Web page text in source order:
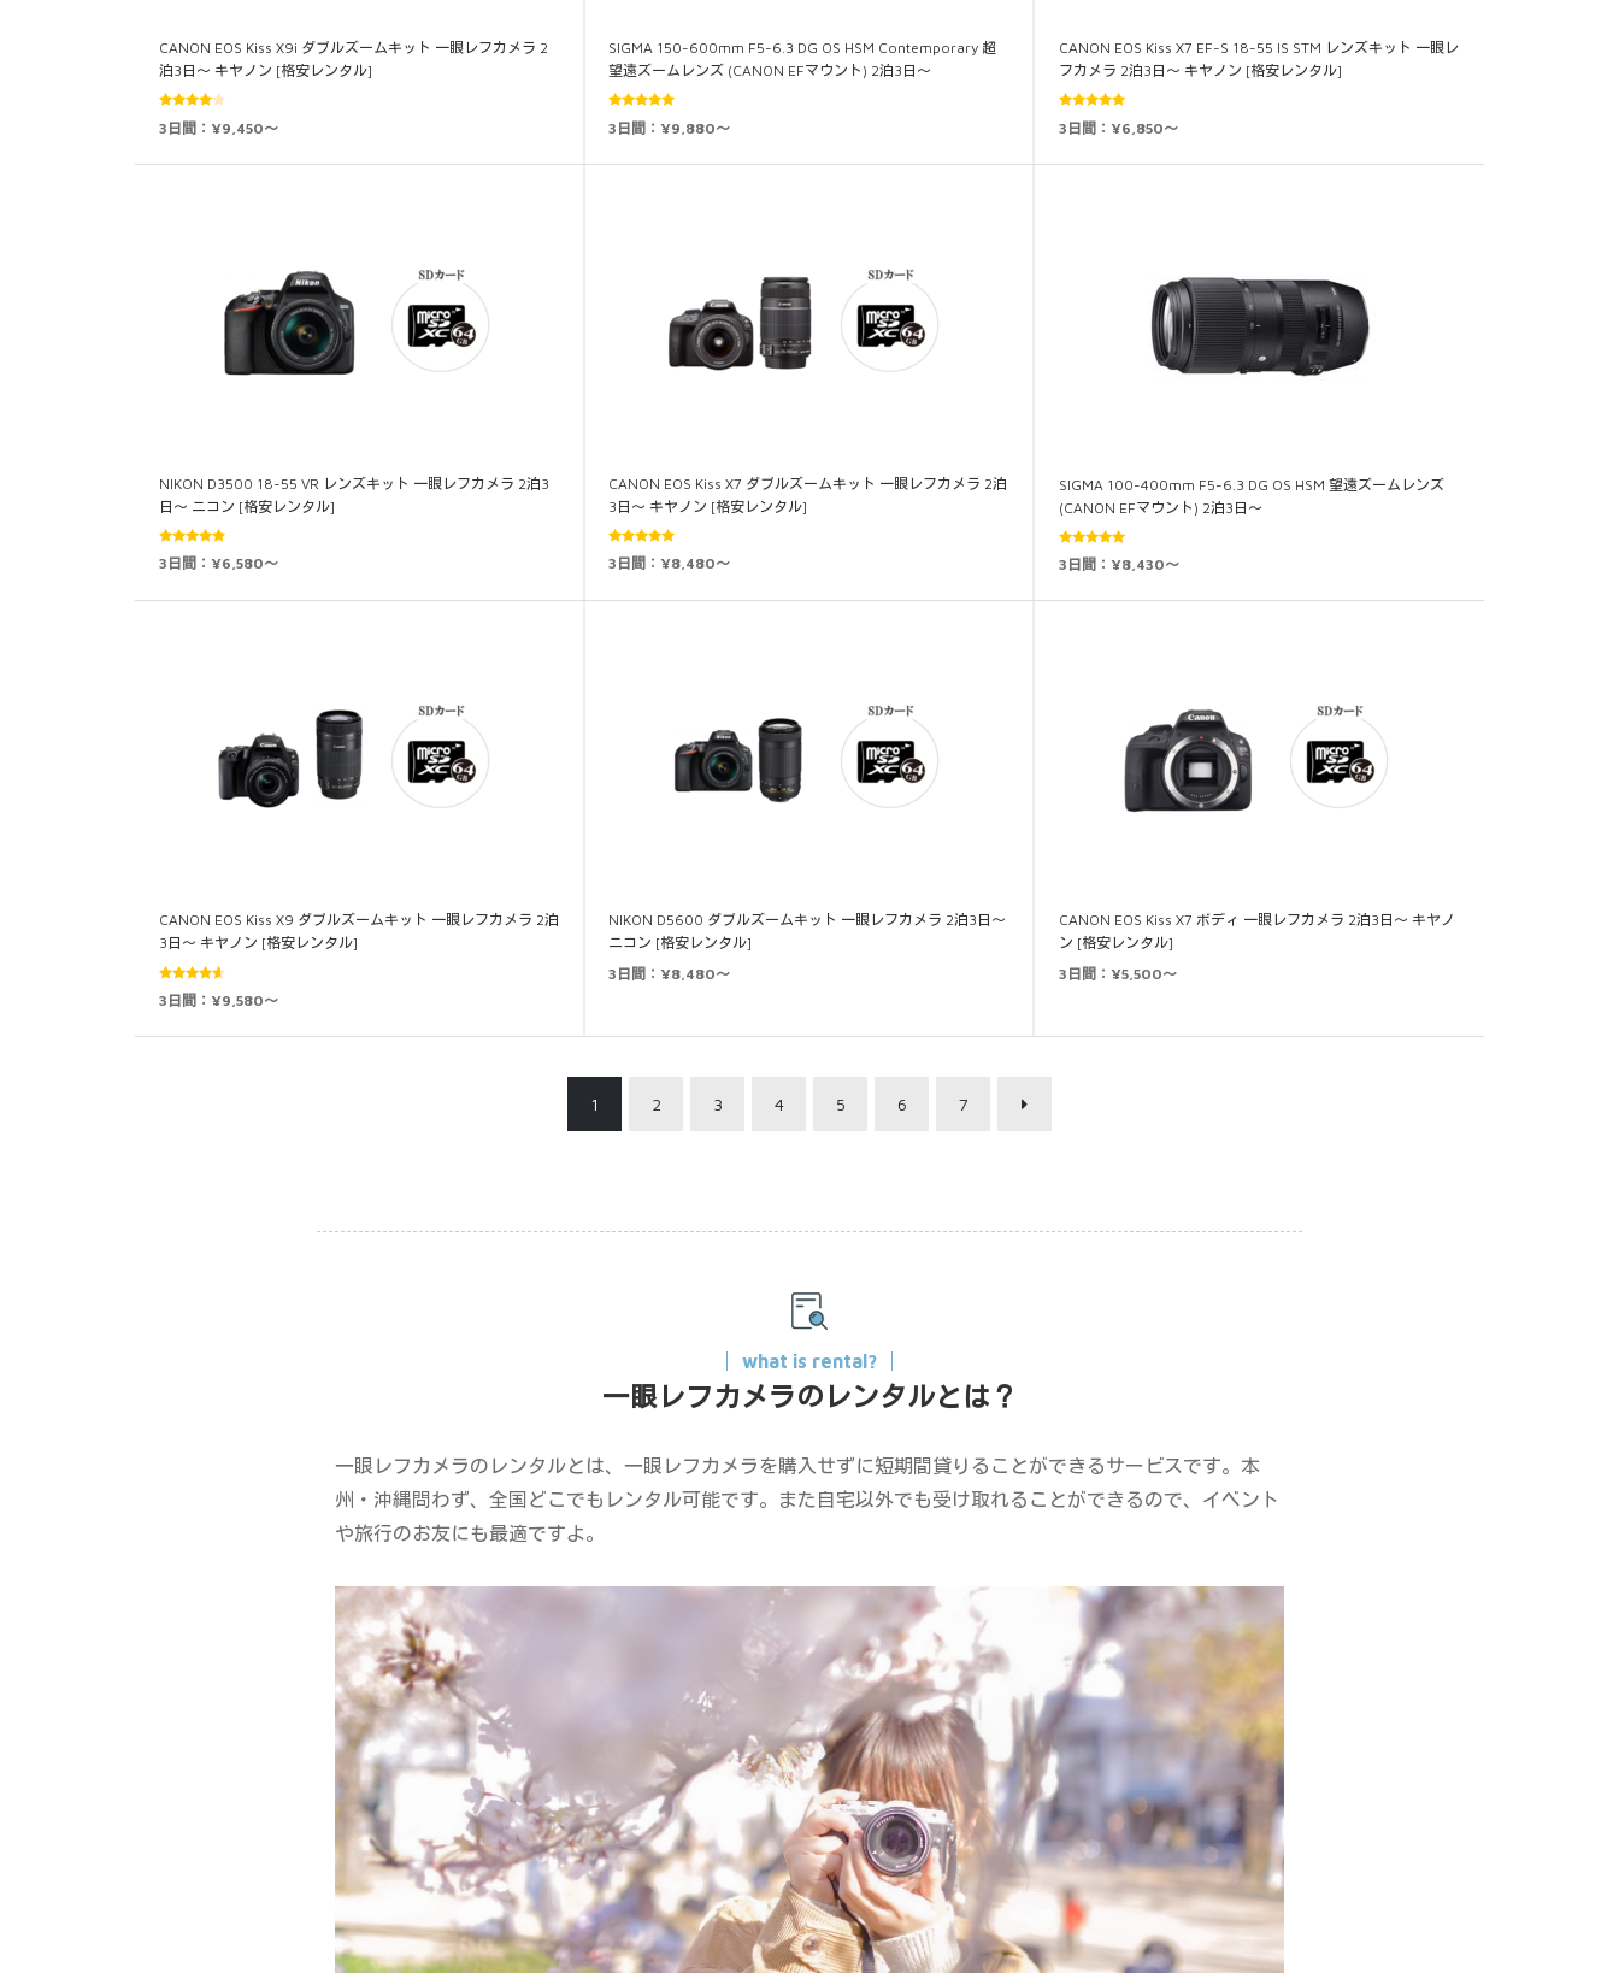
CANON EOS Kiss X9i ダブルズームキット 一眼レフカメラ 2
泊3日～ キヤノン [格安レンタル]
5段階中
4.00 の評
3日間：¥9,450～
SIGMA 150-600mm F5-6.3 DG OS HSM Contemporary 超
望遠ズームレンズ (CANON EFマウント) 2泊3日～
5段階中
5.00 の評価
3日間：¥9,880～
CANON EOS Kiss X7 EF-S 18-55 IS STM レンズキット 一眼レ
フカメラ 2泊3日～ キヤノン [格安レンタル]
5段階中
5.00 の評価
3日間：¥6,850～
NIKON D3500 18-55 VR レンズキット 一眼レフカメラ 2泊3
日～ ニコン [格安レンタル]
5段階中
3日間：¥6,580～
CANON EOS Kiss X7 ダブルズームキット 一眼レフカメラ 2泊
3日～ キヤノン [格安レンタル]
5段階中
3日間：¥8,480～
SIGMA 100-400mm F5-6.3 DG OS HSM 望遠ズームレンズ
(CANON EFマウント) 2泊3日～
5段階中
3日間：¥8,430～
CANON EOS Kiss X9 ダブルズームキット 一眼レフカメラ 2泊
3日～ キヤノン [格安レンタル]
5段階中
3日間：¥9,580～
NIKON D5600 ダブルズームキット 一眼レフカメラ 2泊3日～
ニコン [格安レンタル]
3日間：¥8,480～
CANON EOS Kiss X7 ボディ 一眼レフカメラ 2泊3日～ キヤノ
ン [格安レンタル]
3日間：¥5,500～
1 2 3 4 5 6 7
what is rental?
一眼レフカメラのレンタルとは？
一眼レフカメラのレンタルとは、一眼レフカメラを購入せずに短期間貸りることができるサービスです。本
州・沖縄問わず、全国どこでもレンタル可能です。また自宅以外でも受け取れることができるので、イベント
や旅行のお友にも最適ですよ。